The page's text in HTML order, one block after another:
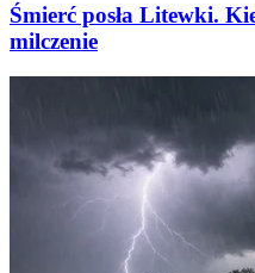
Śmierć posła Litewki.
milczenie